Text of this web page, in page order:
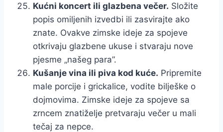
Kućni koncert ili glazbena večer. Složite
popis omiljenih izvedbi ili zasvirajte ako
znate. Ovakve zimske ideje za spojeve
otkrivaju glazbene ukuse i stvaraju nove
pjesme „našeg para”.
Kušanje vina ili piva kod kuće. Pripremite
male porcije i grickalice, vodite bilješke o
dojmovima. Zimske ideje za spojeve sa
zrncem znatiželje pretvaraju večer u mali
tečaj za nepce.